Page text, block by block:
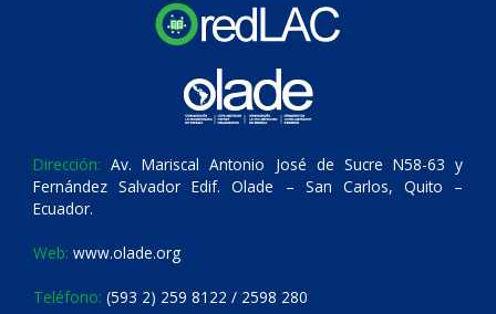
Dirección: Av. Mariscal Antonio José de Sucre N58-63 y
Fernández Salvador Edif. Olade – San Carlos, Quito –
Ecuador.
Web: www.olade.org
Teléfono: (593 2) 259 8122 / 2598 280